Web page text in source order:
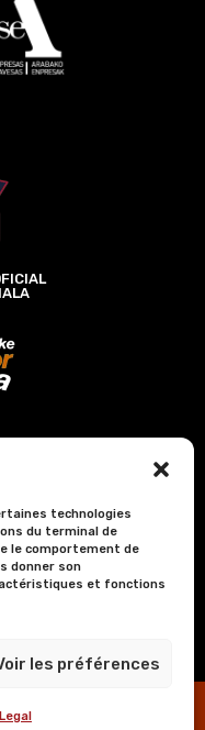
technologies
du terminal de
le comportement de
donner son
et fonctions
les préférences